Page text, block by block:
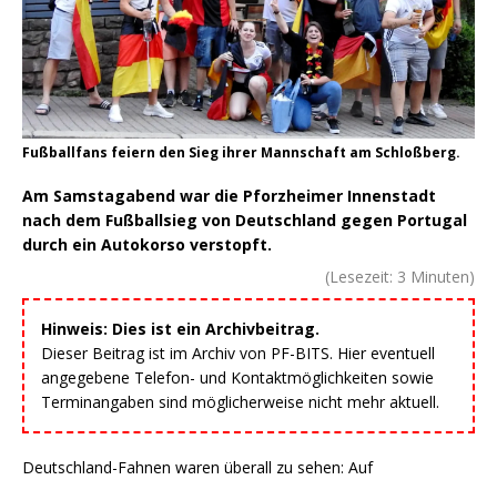
Fußballfans feiern den Sieg ihrer Mannschaft am Schloßberg.
Am Samstagabend war die Pforzheimer Innenstadt
nach dem Fußballsieg von Deutschland gegen Portugal
durch ein Autokorso verstopft.
(Lesezeit: 3 Minuten)
Hinweis: Dies ist ein Archivbeitrag.
Dieser Beitrag ist im Archiv von PF-BITS. Hier eventuell
angegebene Telefon- und Kontaktmöglichkeiten sowie
Terminangaben sind möglicherweise nicht mehr aktuell.
Deutschland-Fahnen waren überall zu sehen: Auf